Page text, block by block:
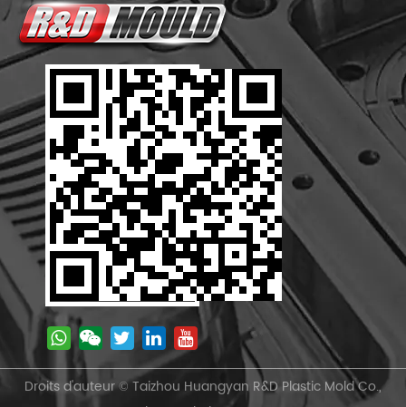
Droits d'auteur © Taizhou Huangyan R&D Plastic Mold Co.,